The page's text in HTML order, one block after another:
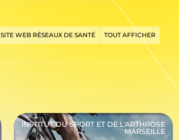
SITE WEB RÉSEAUX DE SANTÉ TOUT AFFICHER
INSTITUT DU SPORT ET DE L'ARTHROSE
MARSEILLE